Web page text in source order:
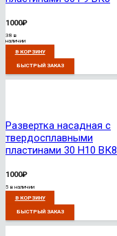
1000₽
38 в
наличии
В КОРЗИНУ
БЫСТРЫЙ ЗАКАЗ
Развертка насадная с
твердосплавными
пластинами 30 H10 ВК8
1000₽
5 в наличии
В КОРЗИНУ
БЫСТРЫЙ ЗАКАЗ